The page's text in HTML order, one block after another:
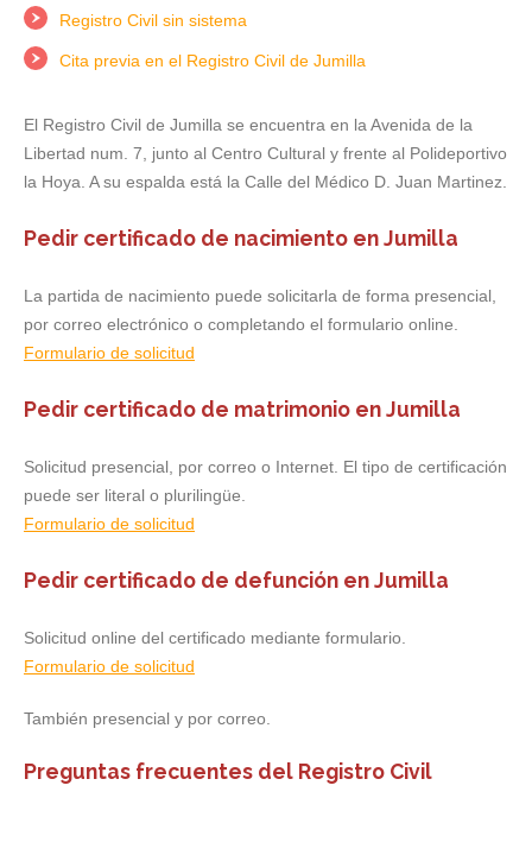
Registro Civil sin sistema
Cita previa en el Registro Civil de Jumilla
El Registro Civil de Jumilla se encuentra en la Avenida de la
Libertad num. 7, junto al Centro Cultural y frente al Polideportivo
la Hoya. A su espalda está la Calle del Médico D. Juan Martinez.
Pedir certificado de nacimiento en Jumilla
La partida de nacimiento puede solicitarla de forma presencial,
por correo electrónico o completando el formulario online.
Formulario de solicitud
Pedir certificado de matrimonio en Jumilla
Solicitud presencial, por correo o Internet. El tipo de certificación
puede ser literal o plurilingüe.
Formulario de solicitud
Pedir certificado de defunción en Jumilla
Solicitud online del certificado mediante formulario.
Formulario de solicitud
También presencial y por correo.
Preguntas frecuentes del Registro Civil